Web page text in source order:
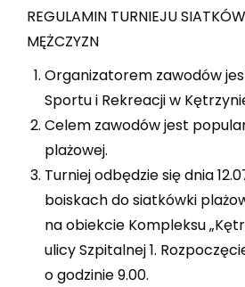
REGULAMIN TURNIEJU
MĘŻCZYZN
Organizatorem zawodów
Sportu i Rekreacji w
Celem zawodów jest
plażowej.
Turniej odbędzie się dnia
boiskach do siatkówki
na obiekcie Kompleksu
ulicy Szpitalnej 1.
o godzinie 9.00.